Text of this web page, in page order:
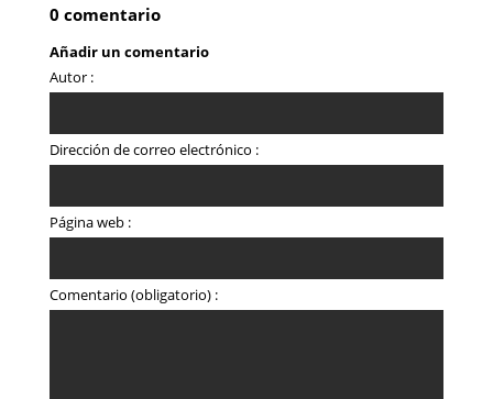
0 comentario
Añadir un comentario
Autor :
Dirección de correo electrónico :
Página web :
Comentario (obligatorio) :